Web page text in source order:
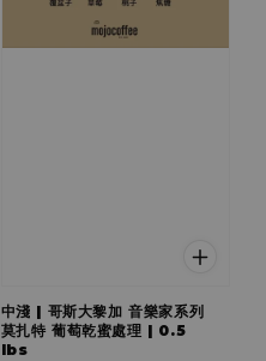
中淺 | 哥斯大黎加 音樂家系列
莫扎特 葡萄乾蜜處理 | 0.5
lbs